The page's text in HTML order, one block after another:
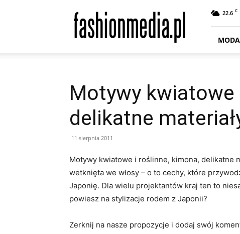
Moda
Trendy
|
Design
22.6 C
MODA
Motywy
delikatne
11 sierpnia 2011
Motywy kwiatowe i roślinne, kimona, delikatne
wetknięta we włosy – o to cechy, które
Japonię. Dla wielu projektantów kraj ten to
powiesz na stylizacje rodem z Japonii?
Zerknij na nasze propozycje i dodaj swój